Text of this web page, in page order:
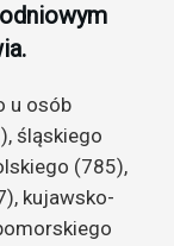
u osób
śląskiego
(785),
kujawsko-